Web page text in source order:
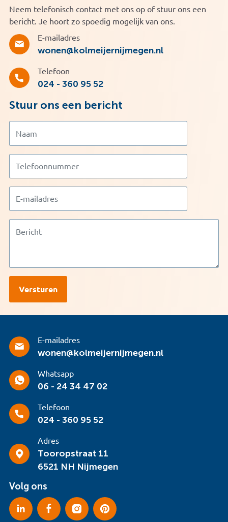
Neem telefonisch contact met ons op of stuur ons een
bericht. Je hoort zo spoedig mogelijk van ons.
E-mailadres
wonen@kolmeijernijmegen.nl
Telefoon
024 - 360 95 52
Stuur ons een bericht
E-mailadres
wonen@kolmeijernijmegen.nl
Whatsapp
06 - 24 34 47 02
Telefoon
024 - 360 95 52
Adres
Tooropstraat 11
6521 NH Nijmegen
Volg ons